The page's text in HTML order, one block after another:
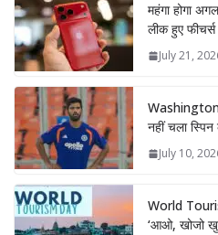
महंगा होगा
लीक हुए फीचर्स
July 21,
Washington
नहीं चला
July 10,
World
‘आओ, खोजो